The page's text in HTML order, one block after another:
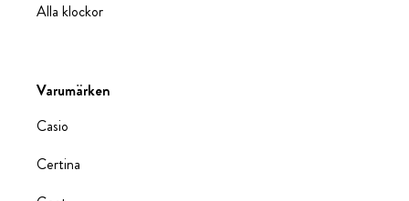
Alla klockor
Varumärken
Casio
Certina